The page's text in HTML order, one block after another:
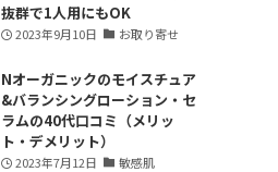
抜群で1人用にもOK
2023年9月10日 お取り寄せ
Nオーガニックのモイスチュア
&バランシングローション・セ
ラムの40代口コミ（メリッ
ト・デメリット）
2023年7月12日 敏感肌